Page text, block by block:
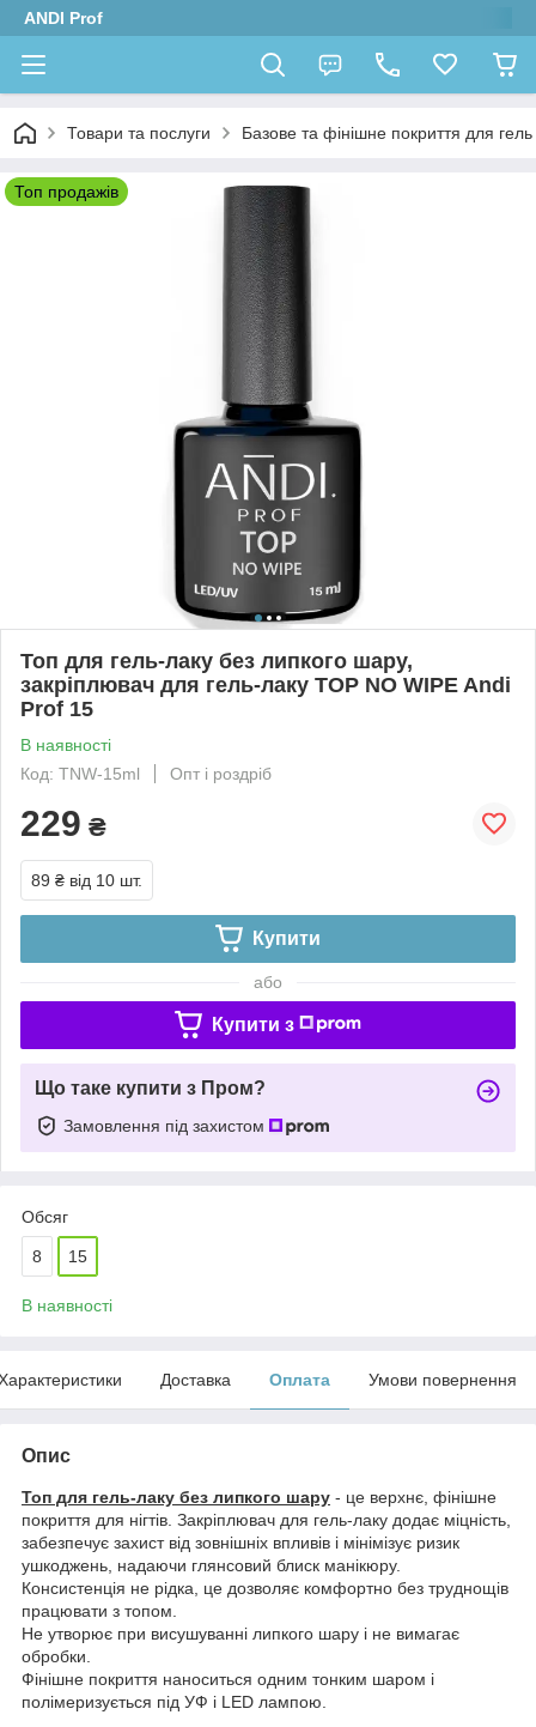
ANDI Prof
Товари та послуги Базове та фінішне покриття для гель
Топ продажів
Топ для гель-лаку без липкого шару,
закріплювач для гель-лаку TOP NO WIPE Andi
Prof 15
В наявності
Код: TNW-15ml
Опт і роздріб
229 ₴
89 ₴ від 10 шт.
Купити
або
Купити з
Що таке купити з Пром?
Замовлення під захистом
Обсяг
8 15
В наявності
Доставка Оплата Умови повернення
Опис
Топ для гель-лаку без липкого шару - це верхнє, фінішне
покриття для нігтів. Закріплювач для гель-лаку додає міцність,
забезпечує захист від зовнішніх впливів і мінімізує ризик
ушкоджень, надаючи глянсовий блиск манікюру.
Консистенція не рідка, це дозволяє комфортно без труднощів
працювати з топом.
Не утворює при висушуванні липкого шару і не вимагає
обробки.
Фінішне покриття наноситься одним тонким шаром і
полімеризується під УФ і LED лампою.